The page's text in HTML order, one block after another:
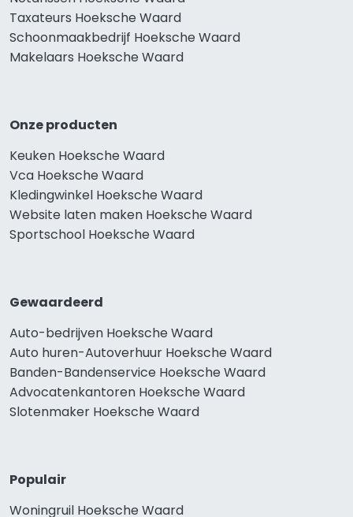
Taxateurs Hoeksche Waard
Schoonmaakbedrijf Hoeksche Waard
Makelaars Hoeksche Waard
Onze producten
Keuken Hoeksche Waard
Vca Hoeksche Waard
Kledingwinkel Hoeksche Waard
Website laten maken Hoeksche Waard
Sportschool Hoeksche Waard
Gewaardeerd
Auto-bedrijven Hoeksche Waard
Auto huren-Autoverhuur Hoeksche Waard
Banden-Bandenservice Hoeksche Waard
Advocatenkantoren Hoeksche Waard
Slotenmaker Hoeksche Waard
Populair
Woningruil Hoeksche Waard